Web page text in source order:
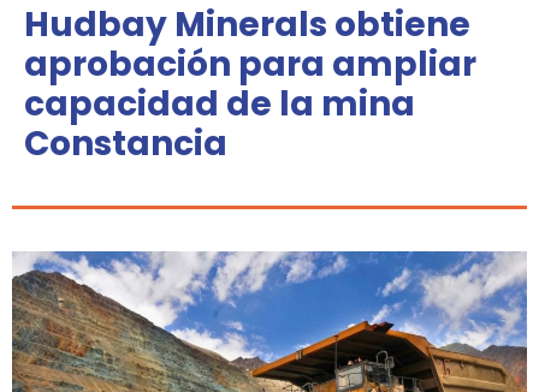
Hudbay Minerals obtiene
aprobación para ampliar
capacidad de la mina
Constancia